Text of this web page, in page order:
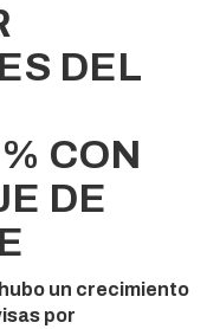
DEL
CON
DE
un crecimiento
por